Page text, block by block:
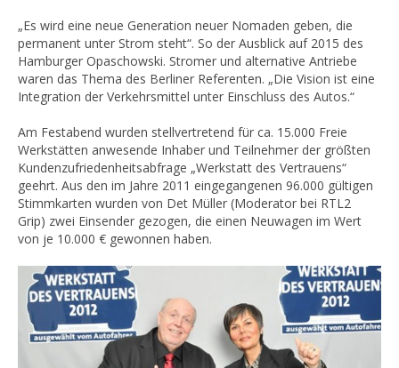
„Es wird eine neue Generation neuer Nomaden geben, die
permanent unter Strom steht“. So der Ausblick auf 2015 des
Hamburger Opaschowski. Stromer und alternative Antriebe
waren das Thema des Berliner Referenten. „Die Vision ist eine
Integration der Verkehrsmittel unter Einschluss des Autos.“
Am Festabend wurden stellvertretend für ca. 15.000 Freie
Werkstätten anwesende Inhaber und Teilnehmer der größten
Kundenzufriedenheitsabfrage „Werkstatt des Vertrauens“
geehrt. Aus den im Jahre 2011 eingegangenen 96.000 gültigen
Stimmkarten wurden von Det Müller (Moderator bei RTL2
Grip) zwei Einsender gezogen, die einen Neuwagen im Wert
von je 10.000 € gewonnen haben.